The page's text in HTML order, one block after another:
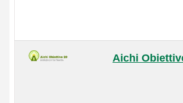
Aichi